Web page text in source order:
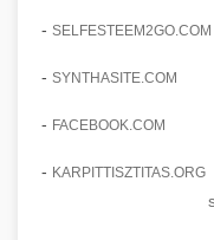
- SELFESTEEM2GO.COM
- SYNTHASITE.COM
- FACEBOOK.COM
- KARPITTISZTITAS.ORG